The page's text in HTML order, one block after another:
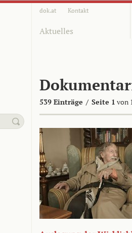
dok.at Kontakt
Aktuelles
539 Einträge / Seite 1 von